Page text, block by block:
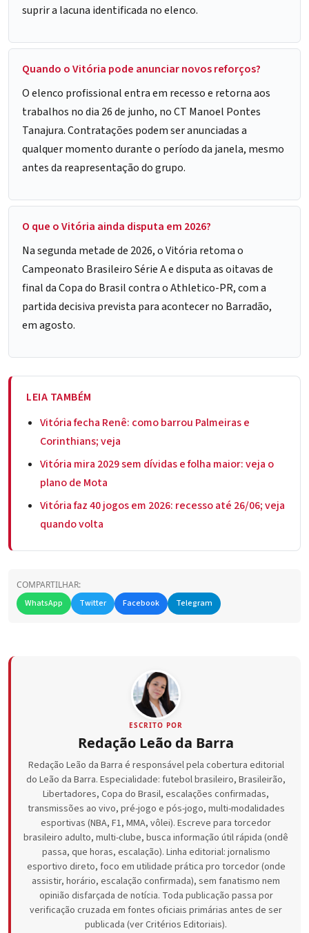
suprir a lacuna identificada no elenco.
Quando o Vitória pode anunciar novos reforços?
O elenco profissional entra em recesso e retorna aos
trabalhos no dia 26 de junho, no CT Manoel Pontes
Tanajura. Contratações podem ser anunciadas a
qualquer momento durante o período da janela, mesmo
antes da reapresentação do grupo.
O que o Vitória ainda disputa em 2026?
Na segunda metade de 2026, o Vitória retoma o
Campeonato Brasileiro Série A e disputa as oitavas de
final da Copa do Brasil contra o Athletico-PR, com a
partida decisiva prevista para acontecer no Barradão,
em agosto.
LEIA TAMBÉM
Vitória fecha Renê: como barrou Palmeiras e
Corinthians; veja
Vitória mira 2029 sem dívidas e folha maior: veja o
plano de Mota
Vitória faz 40 jogos em 2026: recesso até 26/06; veja
quando volta
COMPARTILHAR:
WhatsApp
Twitter Facebook Telegram
ESCRITO POR
Redação Leão da Barra
Redação Leão da Barra é responsável pela cobertura editorial
do Leão da Barra. Especialidade: futebol brasileiro, Brasileirão,
Libertadores, Copa do Brasil, escalações confirmadas,
transmissões ao vivo, pré-jogo e pós-jogo, multi-modalidades
esportivas (NBA, F1, MMA, vôlei). Escreve para torcedor
brasileiro adulto, multi-clube, busca informação útil rápida (ondê
passa, que horas, escalação). Linha editorial: jornalismo
esportivo direto, foco em utilidade prática pro torcedor (onde
assistir, horário, escalação confirmada), sem fanatismo nem
opinião disfarçada de notícia. Toda publicação passa por
verificação cruzada em fontes oficiais primárias antes de ser
publicada (ver Critérios Editoriais).